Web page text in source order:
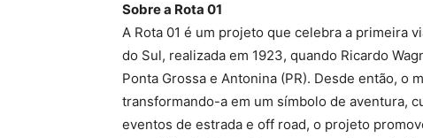
Sobre a Rota 01
A Rota 01 é um projeto que celebra a primeira
do Sul, realizada em 1923, quando Ricardo
Ponta Grossa e Antonina (PR). Desde então, o
transformando-a em um símbolo de aventura,
eventos de estrada e off road, o projeto